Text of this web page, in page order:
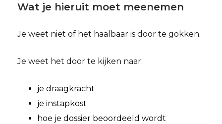
Wat je hieruit moet meenemen
Je weet niet of het haalbaar is door te gokken.
Je weet het door te kijken naar:
je draagkracht
je instapkost
hoe je dossier beoordeeld wordt